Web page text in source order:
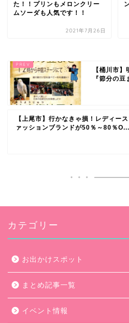
た！！プリンもメロンクリー
ムソーダも人気です！！
2021年7月26日
【桶川市
『節分の
【上尾市】行かなきゃ損！レディース
ァッションブランドが50％～80％O...
カテゴリー
お出かけスポット
まとめ記事一覧
イベント情報